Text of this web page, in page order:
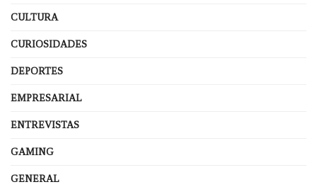
CULTURA
CURIOSIDADES
DEPORTES
EMPRESARIAL
ENTREVISTAS
GAMING
GENERAL